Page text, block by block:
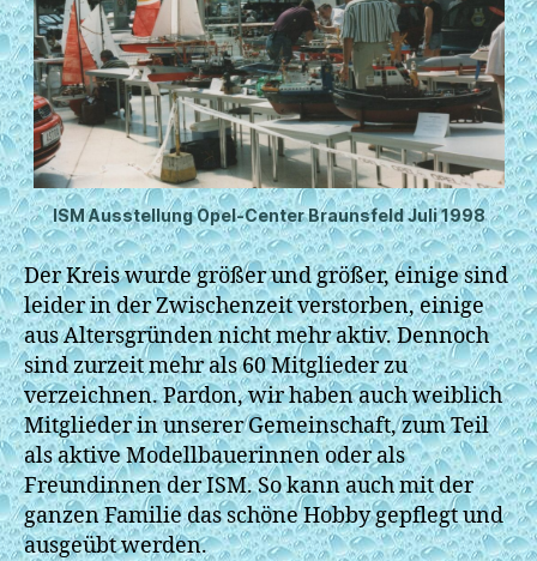
ISM Ausstellung Opel-Center Braunsfeld Juli 1998
Der Kreis wurde größer und größer, einige sind
leider in der Zwischenzeit verstorben, einige
aus Altersgründen nicht mehr aktiv. Dennoch
sind zurzeit mehr als 60 Mitglieder zu
verzeichnen. Pardon, wir haben auch weiblich
Mitglieder in unserer Gemeinschaft, zum Teil
als aktive Modellbauerinnen oder als
Freundinnen der ISM. So kann auch mit der
ganzen Familie das schöne Hobby gepflegt und
ausgeübt werden.